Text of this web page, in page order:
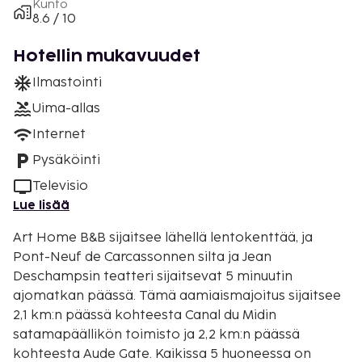
Kunto
8.6 / 10
Hotellin mukavuudet
Ilmastointi
Uima-allas
Internet
Pysäköinti
Televisio
Lue lisää
Art Home B&B sijaitsee lähellä lentokenttää, ja
Pont-Neuf de Carcassonnen silta ja Jean
Deschampsin teatteri sijaitsevat 5 minuutin
ajomatkan päässä. Tämä aamiaismajoitus sijaitsee
2,1 km:n päässä kohteesta Canal du Midin
satamapäällikön toimisto ja 2,2 km:n päässä
kohteesta Aude Gate. Kaikissa 5 huoneessa on